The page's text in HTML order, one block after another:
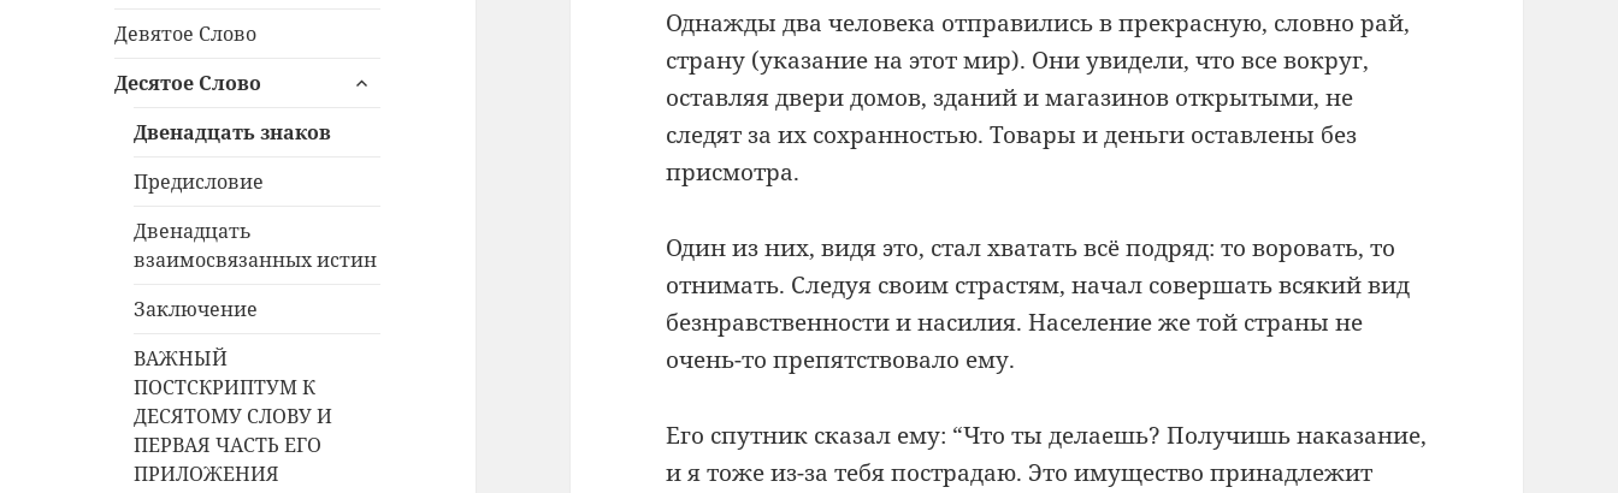
Девятое Слово
Десятое Слово
раскрыть
Двенадцать знаков
Предисловие
Двенадцать
взаимосвязанных истин
Заключение
ВАЖНЫЙ
ПОСТСКРИПТУМ К
ДЕСЯТОМУ СЛОВУ И
ПЕРВАЯ ЧАСТЬ ЕГО
ПРИЛОЖЕНИЯ
Однажды два человека отправились в прекрасную, словно рай,
страну (указание на этот мир). Они увидели, что все вокруг,
оставляя двери домов, зданий и магазинов открытыми, не
следят за их сохранностью. Товары и деньги оставлены без
присмотра.
Один из них, видя это, стал хватать всё подряд: то воровать, то
отнимать. Следуя своим страстям, начал совершать всякий вид
безнравственности и насилия. Население же той страны не
очень-то препятствовало ему.
Его спутник сказал ему: “Что ты делаешь? Получишь наказание,
и я тоже из-за тебя пострадаю. Это имущество принадлежит